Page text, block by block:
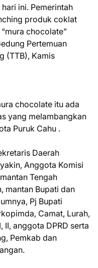
ini. Pemerintah
produk coklat
chocolate”
Pertemuan
(TTB), Kamis
chocolate itu ada
yang melambangkan
Puruk Cahu .
Daerah
Anggota Komisi
Tengah
mantan Bupati dan
Pj Bupati
Camat, Lurah,
II, anggota DPRD serta
Pemkab dan